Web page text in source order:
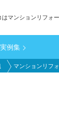
はマンションリフォ
例集
マンションリフ